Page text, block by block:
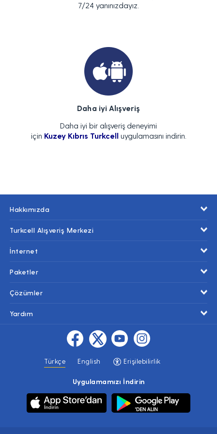
7/24 yanınızdayız.
Daha iyi Alışveriş
Daha iyi bir alışveriş deneyimi
için Kuzey Kıbrıs Turkcell uygulamasını indirin.
Hakkımızda
Turkcell Alışveriş Merkezi
İnternet
Paketler
Çözümler
Yardım
Türkçe English Erişilebilirlik
Uygulamamızı İndirin